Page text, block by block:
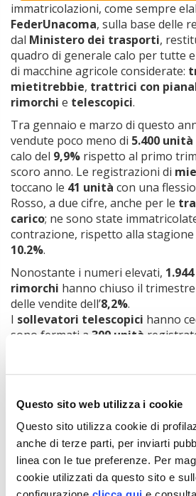
Questo sito web utilizza i cookie
Questo sito utilizza cookie di
anche di terze parti, per inviarti
linea con le tue preferenze. Per
cookie utilizzati da questo sito e
immatricolazioni, come sempre
FederUnacoma, sulla base delle
dal Ministero dei trasporti,
quadro di generale calo per tutte
di macchine agricole considerate:
mietitrebbie, trattrici con
rimorchi e telescopici.
Tra gennaio e marzo di questo
vendute poco meno di 5.400
calo del 9,9% rispetto al primo
scoro anno. Le registrazioni di
toccano le 41 unità con una
Rosso, a due cifre, anche per le
carico; ne sono state
contrazione, rispetto alla stagione
10.2%.
Nonostante i numeri elevati,
rimorchi hanno chiuso il
delle vendite dell’8,2%.
I sollevatori telescopici hanno
sono fermati a 309 unità
La transizione verso
investimenti per l’acquisto di
di finanziamento per l’acquisto di
(credito per il 4.0, Nuova Sabatini,
Inail) hanno contribuito a
primi tre mesi nonostante ilcalo,
“fisiologico”dagli addetti ai lavori.
«Ci troviamo in una fase